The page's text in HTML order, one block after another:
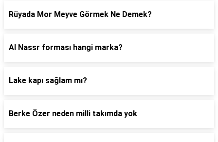
Rüyada Mor Meyve Görmek Ne Demek?
Al Nassr forması hangi marka?
Lake kapı sağlam mı?
Berke Özer neden milli takımda yok